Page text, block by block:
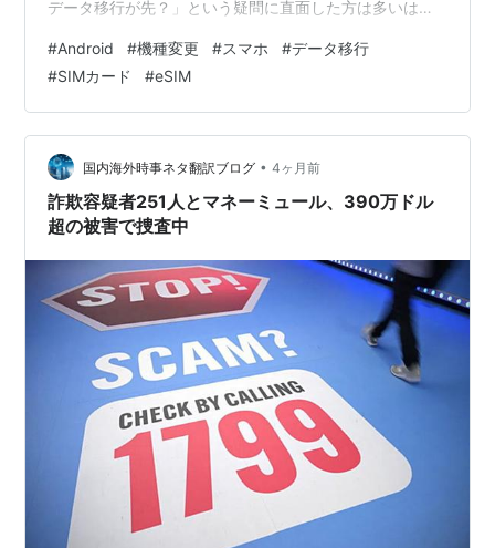
データ移行が先？」という疑問に直面した方は多いはず
め、正しい手順で迷うのは当然のことです。 わたし自
身、過去に「とりあえず先にSIMを差し替えてしまった」
せいでデータ移行ツールの認証でつまずいた経験があり
ます。また、eSIMを使っている知人が旧端末を先に初期
化してしまい、SMS認証を受け取れなくなって丸1日スマ
ホが使えなくな…
#Android #機種変更 #スマホ #データ移行
#SIMカード #eSIM
国内海外時事ネタ翻訳ブログ • 4ヶ月前
詐欺容疑者251人とマネーミュール、390万ドル
超の被害で捜査中